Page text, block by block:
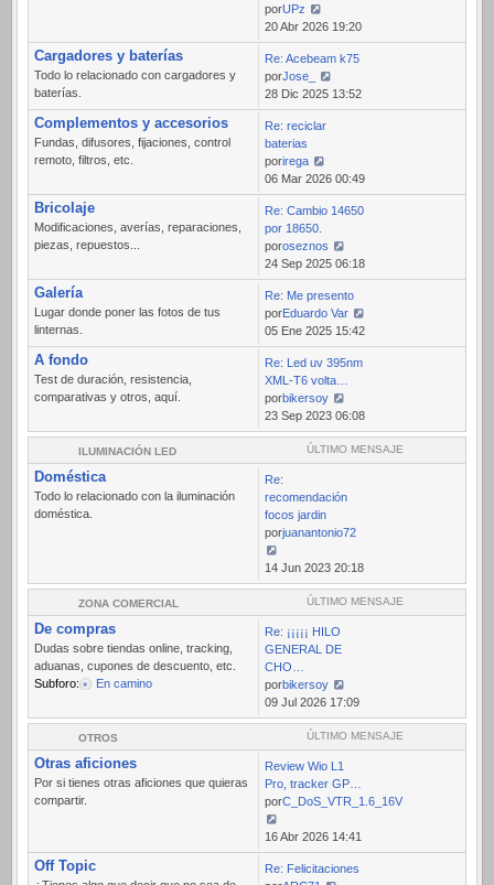
porUPz
Ver
último
mensaje
20 Abr 2026 19:20
Cargadores y baterías
Todo lo relacionado con cargadores y
baterías.
Re: Acebeam k75
porJose_
Ver
último
mensaje
28 Dic 2025 13:52
Complementos y accesorios
Fundas, difusores, fijaciones, control
remoto, filtros, etc.
Re: reciclar
baterias
porirega
Ver
último
mensaje
06 Mar 2026 00:49
Bricolaje
Modificaciones, averías, reparaciones,
piezas, repuestos...
Re: Cambio 14650
por 18650.
poroseznos
Ver
último
mensaje
24 Sep 2025 06:18
Galería
Lugar donde poner las fotos de tus
linternas.
Re: Me presento
porEduardo Var
Ver
último
mensaje
05 Ene 2025 15:42
A fondo
Test de duración, resistencia,
comparativas y otros, aquí.
Re: Led uv 395nm
XML-T6 volta…
porbikersoy
Ver
último
mensaje
23 Sep 2023 06:08
ILUMINACIÓN LED ÚLTIMO MENSAJE
Doméstica
Todo lo relacionado con la iluminación
doméstica.
Re:
recomendación
focos jardin
porjuanantonio72
Ver
último
mensaje
14 Jun 2023 20:18
ZONA COMERCIAL ÚLTIMO MENSAJE
De compras
Dudas sobre tiendas online, tracking,
aduanas, cupones de descuento, etc.
Subforo:
En camino
Re: ¡¡¡¡¡ HILO
GENERAL DE
CHO…
porbikersoy
Ver
último
mensaje
09 Jul 2026 17:09
OTROS ÚLTIMO MENSAJE
Otras aficiones
Por si tienes otras aficiones que quieras
compartir.
Review Wio L1
Pro, tracker GP…
porC_DoS_VTR_1.6_16V
Ver
último
mensaje
16 Abr 2026 14:41
Off Topic
Re: Felicitaciones